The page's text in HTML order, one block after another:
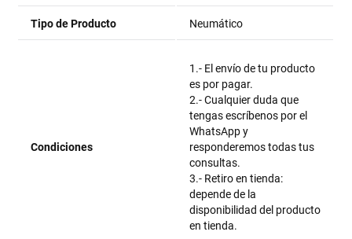
Tipo de Producto Neumático
Condiciones
1.- El envío de tu producto
es por pagar.
2.- Cualquier duda que
tengas escríbenos por el
WhatsApp y
responderemos todas tus
consultas.
3.- Retiro en tienda:
depende de la
disponibilidad del producto
en tienda.